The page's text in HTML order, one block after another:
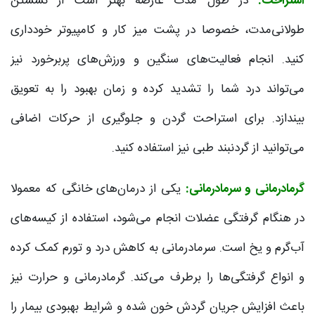
طولانی‌مدت، خصوصا در پشت میز کار و کامپیوتر خودداری
کنید. انجام فعالیت‌های سنگین و ورزش‌های پربرخورد نیز
می‌تواند درد شما را تشدید کرده و زمان بهبود را به تعویق
بیندازد. برای استراحت گردن و جلوگیری از حرکات اضافی
می‌توانید از گردنبند طبی نیز استفاده کنید.
گرمادرمانی و سرمادرمانی: یکی از درمان‌های خانگی که معمولا
در هنگام گرفتگی عضلات انجام می‌شود، استفاده از کیسه‌های
آب‌گرم و یخ است. سرمادرمانی به کاهش درد و تورم کمک کرده
و انواع گرفتگی‌ها را برطرف می‌کند. گرمادرمانی و حرارت نیز
باعث افزایش جریان گردش خون شده و شرایط بهبودی بیمار را